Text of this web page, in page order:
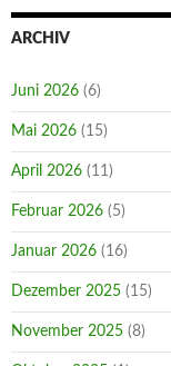
ARCHIV
Juni 2026 (6)
Mai 2026 (15)
April 2026 (11)
Februar 2026 (5)
Januar 2026 (16)
Dezember 2025 (15)
November 2025 (8)